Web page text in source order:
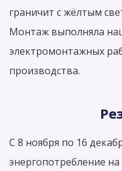
граничит с жёлтым
Монтаж выполняла
электромонтажных
производства.
С 8 ноября по 16
энергопотребление